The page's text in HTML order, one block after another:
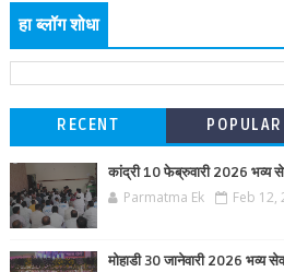
हा ब्लॉग शोधा
RECENT POPULAR
कांद्री 10 फेब्रुवारी 2026 भव्य
Parmatma Ek Feb 12,
मोहाडी 30 जानेवारी 2026 भव्य